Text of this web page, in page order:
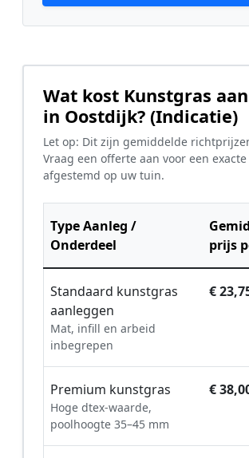
Wat kost Kunstgras
in Oostdijk? (Indicatie)
Let op: Dit zijn gemiddelde
Vraag een offerte aan voor een
afgestemd op uw tuin.
Type Aanleg /
Onderdeel
prijs
Standaard kunstgras
aanleggen
Mat, infill en arbeid
inbegrepen
€
Premium kunstgras
Hoge dtex-waarde,
poolhoogte 35–45 mm
€